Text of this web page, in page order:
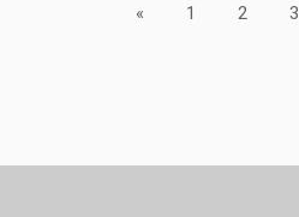
«Previous
1 2 3